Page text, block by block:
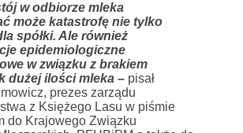
w odbiorze mleka
może katastrofę nie tylko
spółki. Ale również
epidemiologiczne
w związku z brakiem
dużej ilości mleka – pisał
prezes zarządu
z Księżego Lasu w piśmie
do Krajowego Związku